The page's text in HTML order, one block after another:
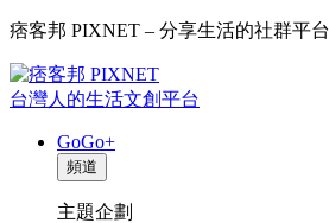
痞客邦 PIXNET – 分享生活的社群平台
台灣人的生活文創平台
GoGo+
頻道
主題企劃